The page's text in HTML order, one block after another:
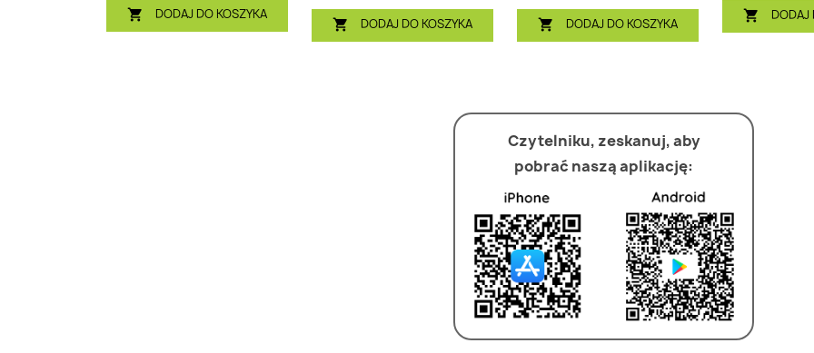
 DODAJ DO KOSZYKA
 DODAJ DO KOSZYKA  DODAJ DO KOSZYKA
 DODAJ
Czytelniku, zeskanuj, aby
pobrać naszą aplikację: